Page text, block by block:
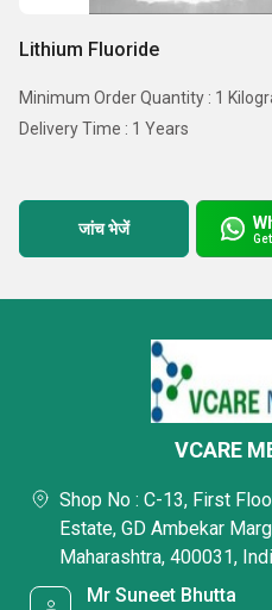
Lithium Fluoride
Minimum Order Quantity : 1
Delivery Time : 1 Years
जांच भेजें
VCARE
Shop No : C-13, First
Estate, GD Ambekar
Maharashtra, 400031,
Mr Suneet Bhutta